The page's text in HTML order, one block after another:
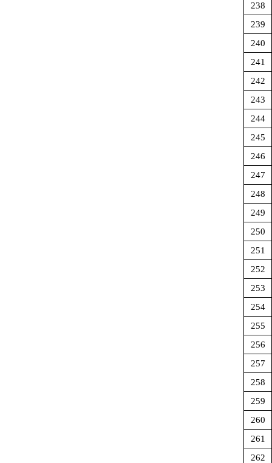
238
239
240
241
242
243
244
245
246
247
248
249
250
251
252
253
254
255
256
257
258
259
260
261
262